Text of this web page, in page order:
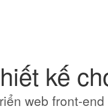
kế
web front-